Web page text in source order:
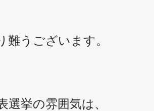
難うございます。
選挙の雰囲気は、